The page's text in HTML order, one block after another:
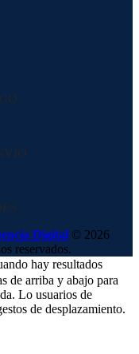
Digital © 2026
reservados.
hay resultados
de arriba y abajo para
Lo usuarios de
de desplazamiento.